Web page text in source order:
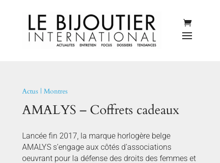
Actus | Montres
AMALYS – Coffrets cadeaux
Lancée fin 2017, la marque horlogère belge
AMALYS s’engage aux côtés d’associations
oeuvrant pour la défense des droits des femmes et